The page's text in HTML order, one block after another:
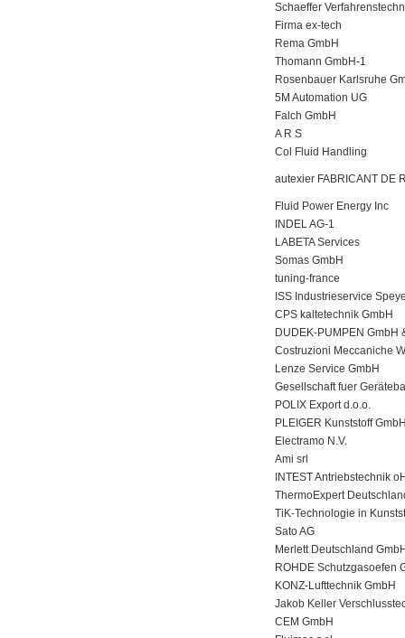
Schaeffer
Firma ex-tech
Rema GmbH
Thomann GmbH-1
Rosenbauer Karlsruhe
5M Automation UG
Falch GmbH
A R S
Col Fluid Handling
autexier FABRICANT DE
Fluid Power Energy Inc
INDEL AG-1
LABETA Services
Somas GmbH
tuning-france
ISS Industrieservice
CPS kaltetechnik GmbH
DUDEK-PUMPEN GmbH
Costruzioni Meccaniche
Lenze Service GmbH
Gesellschaft fuer
POLIX Export d.o.o.
PLEIGER Kunststoff
Electramo N.V.
Ami srl
INTEST Antriebstechnik
ThermoExpert
TiK-Technologie in
Sato AG
Merlett Deutschland
ROHDE Schutzgasoefen
KONZ-Lufttechnik GmbH
Jakob Keller
CEM GmbH